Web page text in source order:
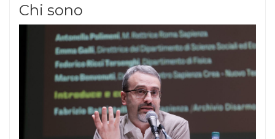
Chi sono